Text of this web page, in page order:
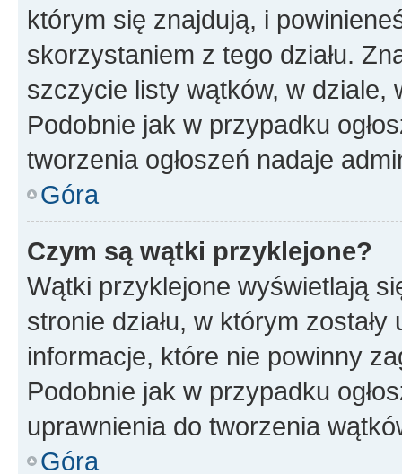
którym się znajdują, i
skorzystaniem z tego działu.
szczycie listy wątków, w dziale,
Podobnie jak w przypadku
tworzenia ogłoszeń nadaje
Góra
Czym są wątki przyklejone?
Wątki przyklejone wyświetlają
stronie działu, w którym
informacje, które nie powinny
Podobnie jak w przypadku
uprawnienia do tworzenia
Góra